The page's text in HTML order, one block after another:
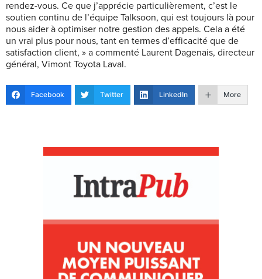
rendez-vous. Ce que j’apprécie particulièrement, c’est le
soutien continu de l’équipe Talksoon, qui est toujours là pour
nous aider à optimiser notre gestion des appels. Cela a été
un vrai plus pour nous, tant en termes d’efficacité que de
satisfaction client, » a commenté Laurent Dagenais, directeur
général, Vimont Toyota Laval.
Facebook Twitter LinkedIn More